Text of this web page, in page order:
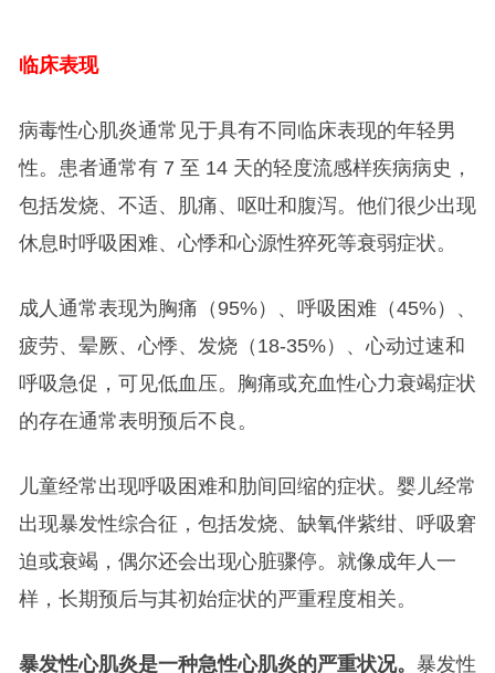
临床表现
病毒性心肌炎通常见于具有不同临床表现的年轻男
性。患者通常有 7 至 14 天的轻度流感样疾病病史，
包括发烧、不适、肌痛、呕吐和腹泻。他们很少出现
休息时呼吸困难、心悸和心源性猝死等衰弱症状。
成人通常表现为胸痛（95%）、呼吸困难（45%）、
疲劳、晕厥、心悸、发烧（18-35%）、心动过速和
呼吸急促，可见低血压。胸痛或充血性心力衰竭症状
的存在通常表明预后不良。
儿童经常出现呼吸困难和肋间回缩的症状。婴儿经常
出现暴发性综合征，包括发烧、缺氧伴紫绀、呼吸窘
迫或衰竭，偶尔还会出现心脏骤停。就像成年人一
样，长期预后与其初始症状的严重程度相关。
暴发性心肌炎是一种急性心肌炎的严重状况。 暴发性